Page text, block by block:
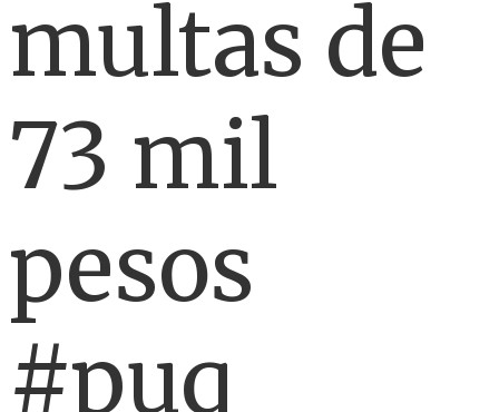
multas de
73 mil
pesos
#puq